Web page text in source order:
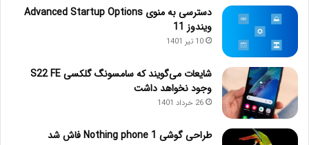
دسترسی به منوی Advanced Startup Options
ویندوز 11
10 تیر 1401
شایعات می‌گویند که سامسونگ گلکسی S22 FE
وجود نخواهد داشت
26 خرداد 1401
طراحی گوشی Nothing phone 1 فاش شد